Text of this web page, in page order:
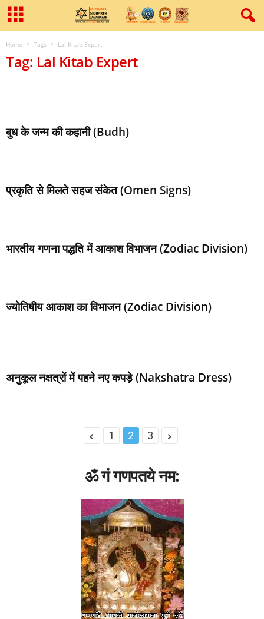
Home Tags Lal Kitab Expert
Tag: Lal Kitab Expert
बुध के जन्‍म की कहानी (Budh)
प्रकृति से मिलते सहज संकेत (Omen Signs)
भारतीय गणना पद्धति में आकाश विभाजन (Zodiac Division)
ज्‍योतिषीय आकाश का विभाजन (Zodiac Division)
अनुकूल नक्षत्रों में पहने नए कपड़े (Nakshatra Dress)
1 2 3
ॐ गं गणपतये नम: